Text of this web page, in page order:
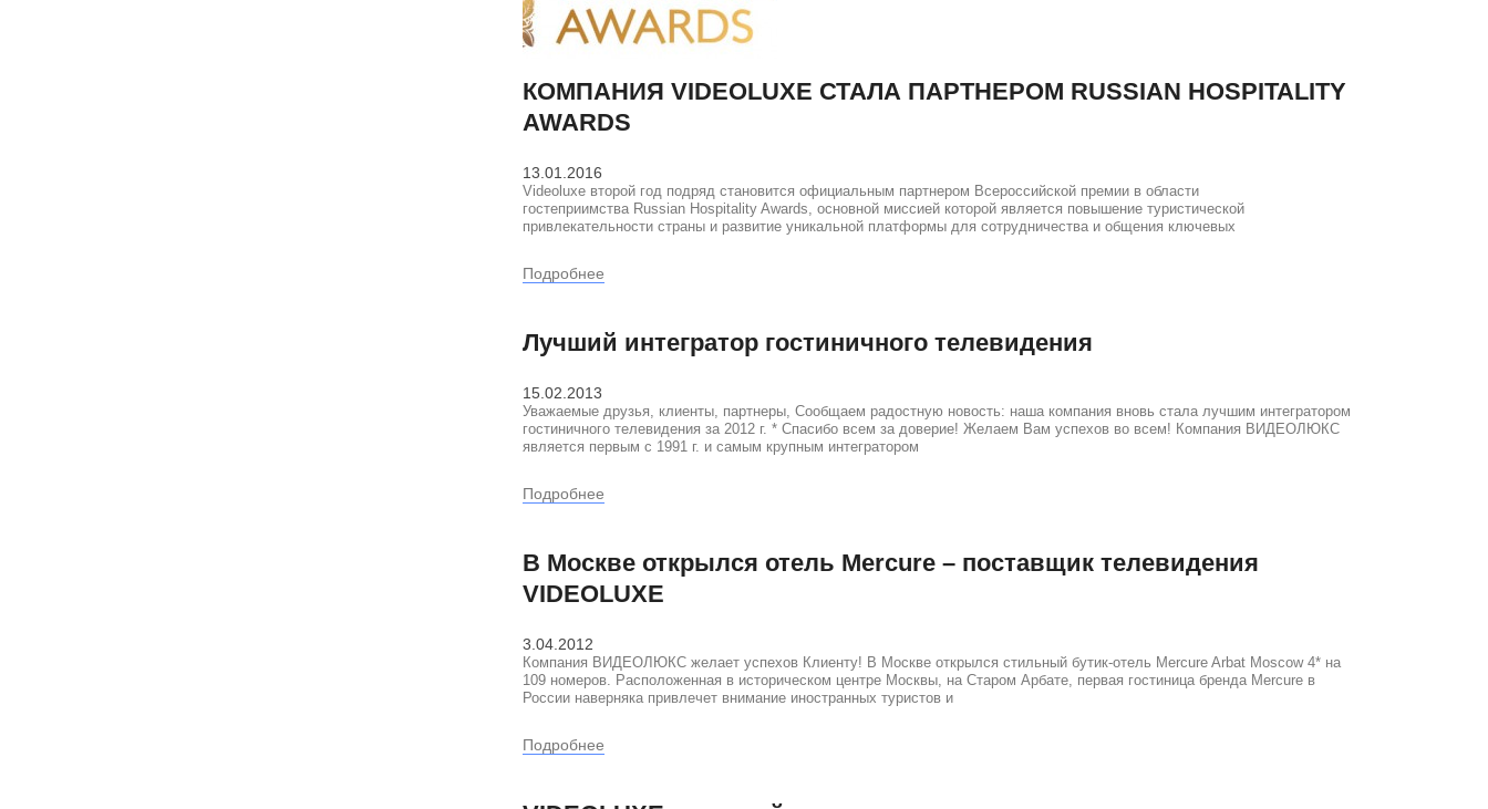
КОМПАНИЯ VIDEOLUXE СТАЛА ПАРТНЕРОМ RUSSIAN HOSPITALITY
AWARDS
13.01.2016
Videoluxe второй год подряд становится официальным партнером Всероссийской премии в области
гостеприимства Russian Hospitality Awards, основной миссией которой является повышение туристической
привлекательности страны и развитие уникальной платформы для сотрудничества и общения ключевых
Подробнее
Лучший интегратор гостиничного телевидения
15.02.2013
Уважаемые друзья, клиенты, партнеры, Сообщаем радостную новость: наша компания вновь стала лучшим интегратором
гостиничного телевидения за 2012 г. * Спасибо всем за доверие! Желаем Вам успехов во всем! Компания ВИДЕОЛЮКС
является первым с 1991 г. и самым крупным интегратором
Подробнее
В Москве открылся отель Mercure – поставщик телевидения
VIDEOLUXE
3.04.2012
Компания ВИДЕОЛЮКС желает успехов Клиенту! В Москве открылся стильный бутик-отель Mercure Arbat Moscow 4* на
109 номеров. Расположенная в историческом центре Москвы, на Старом Арбате, первая гостиница бренда Mercure в
России наверняка привлечет внимание иностранных туристов и
Подробнее